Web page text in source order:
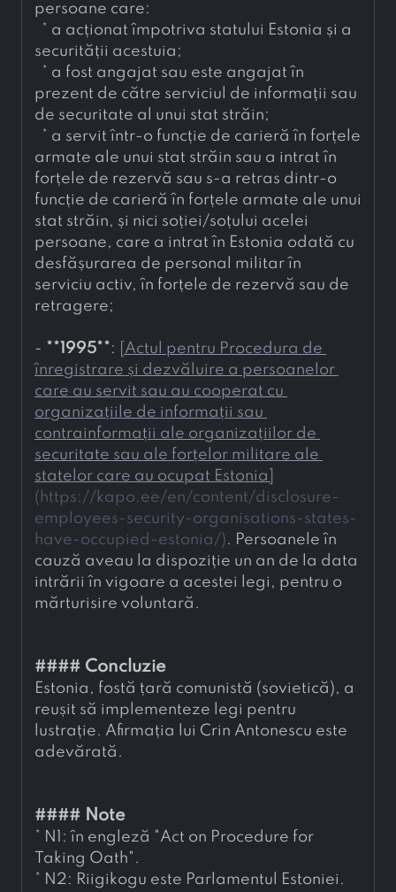
persoane care:
* a acționat împotriva statului Estonia și a
securității acestuia;
* a fost angajat sau este angajat în
prezent de către serviciul de informații sau
de securitate al unui stat străin;
* a servit într-o funcție de carieră în forțele
armate ale unui stat străin sau a intrat în
forțele de rezervă sau s-a retras dintr-o
funcție de carieră în forțele armate ale unui
stat străin, și nici soției/soțului acelei
persoane, care a intrat în Estonia odată cu
desfășurarea de personal militar în
serviciu activ, în forțele de rezervă sau de
retragere;
- **1995** :
Actul pentru Procedura de
înregistrare și dezvăluire a persoanelor
care au servit sau au cooperat cu
organizațiile de informații sau
contrainformații ale organizațiilor de
securitate sau ale forțelor militare ale
statelor care au ocupat Estonia
( https://kapo.ee/en/content/disclosure-
employees-security-organisations-states-
have-occupied-estonia/). Persoanele în
cauză aveau la dispoziție un an de la data
intrării în vigoare a acestei legi, pentru o
mărturisire voluntară.
#### Concluzie
Estonia, fostă țară comunistă (sovietică), a
reușit să implementeze legi pentru
lustrație. Afirmația lui Crin Antonescu este
adevărată.
#### Note
* N1: în engleză "Act on Procedure for
Taking Oath".
* N2: Riigikogu este Parlamentul Estoniei.